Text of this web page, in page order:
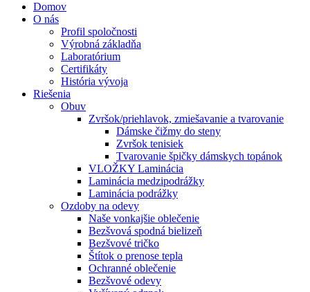
Domov
O nás
Profil spoločnosti
Výrobná základňa
Laboratórium
Certifikáty
História vývoja
Riešenia
Obuv
Zvršok/priehlavok, zmiešavanie a tvarovanie
Dámske čižmy do steny
Zvršok tenisiek
Tvarovanie špičky dámskych topánok
VLOŽKY Laminácia
Laminácia medzipodrážky
Laminácia podrážky
Ozdoby na odevy
Naše vonkajšie oblečenie
Bezšvová spodná bielizeň
Bezšvové tričko
Štítok o prenose tepla
Ochranné oblečenie
Bezšvové odevy